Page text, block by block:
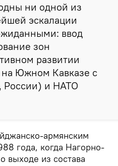
ни одной из
эскалации
ввод
зон
развитии
Южном Кавказе с
России) и НАТО
армянским
года, когда Нагорно-
выходе из состава